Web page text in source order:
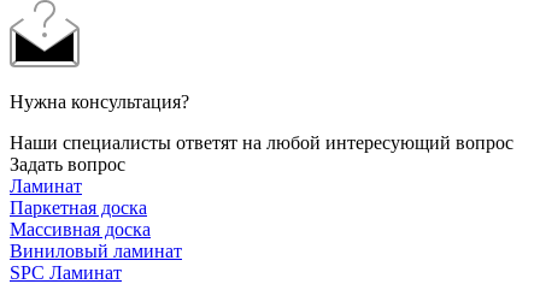
Нужна консультация?
Наши специалисты ответят на любой интересующий вопрос
Задать вопрос
Ламинат
Паркетная доска
Массивная доска
Виниловый ламинат
SPC Ламинат